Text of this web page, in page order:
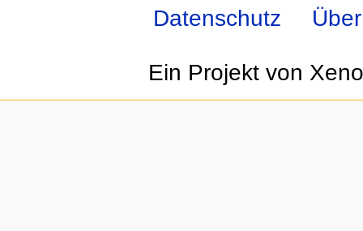
Datenschutz
Ein Projekt von